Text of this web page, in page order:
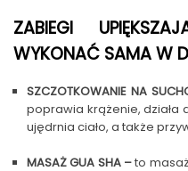
ZABIEGI
WYKONAĆ SAMA W
SZCZOTKOWANIE NA
poprawia krążenie, działa
ujędrnia ciało, a także
MASAŻ GUA SHA –to